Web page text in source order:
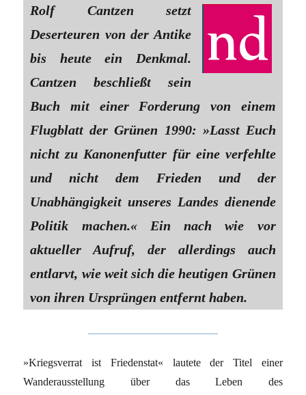
Rolf Cantzen setzt
Deserteuren von der Antike
bis heute ein Denkmal.
Cantzen beschließt sein
Buch mit einer Forderung von einem
Flugblatt der Grünen 1990: »Lasst Euch
nicht zu Kanonenfutter für eine verfehlte
und nicht dem Frieden und der
Unabhängigkeit unseres Landes dienende
Politik machen.« Ein nach wie vor
aktueller Aufruf, der allerdings auch
entlarvt, wie weit sich die heutigen Grünen
von ihren Ursprüngen entfernt haben.
»Kriegsverrat ist Friedenstat« lautete der Titel einer
Wanderausstellung über das Leben des